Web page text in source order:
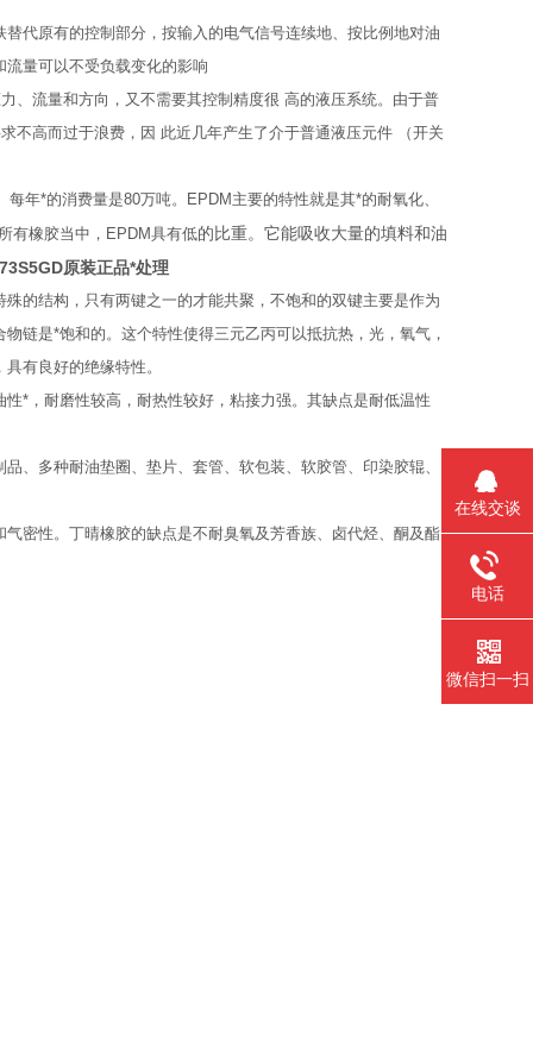
代原有的控制部分，按输入的电气信号连续地、按比例地对油
量可以不受负载变化的影响
、流量和方向，又不需要其控制精度很 高的液压系统。由于普
不高而过于浪费，因 此近几年产生了介于普通液压元件 （开关
年*的消费量是80万吨。EPDM主要的特性就是其*的耐氧化、
有橡胶当中，EPDM具有低的比重。它能吸收大量的填料和油
原装正品*处理
的结构，只有两键之一的才能共聚，不饱和的双键主要是作为
链是*饱和的。这个特性使得三元乙丙可以抵抗热，光，氧气，
有良好的绝缘特性。
*，耐磨性较高，耐热性较好，粘接力强。其缺点是耐低温性
、多种耐油垫圈、垫片、套管、软包装、软胶管、印染胶辊、
密性。丁晴橡胶的缺点是不耐臭氧及芳香族、卤代烃、酮及酯
在线交谈
电话
微信扫一扫